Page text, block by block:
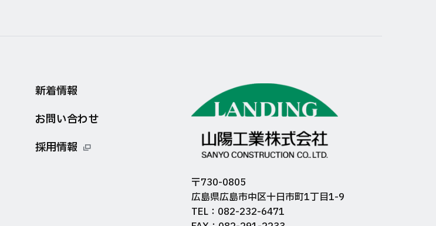
新着情報
お問い合わせ
採用情報
〒730-0805
広島県広島市中区十日市町1丁目1-9
TEL：082-232-6471